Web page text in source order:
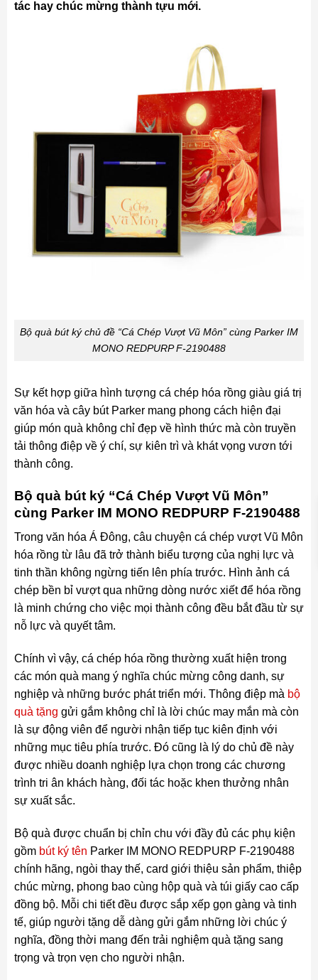
tác hay chúc mừng thành tựu mới.
Bộ quà bút ký chủ đề “Cá Chép Vượt Vũ Môn” cùng Parker IM
MONO REDPURP F-2190488
Sự kết hợp giữa hình tượng cá chép hóa rồng giàu giá trị
văn hóa và cây bút Parker mang phong cách hiện đại
giúp món quà không chỉ đẹp về hình thức mà còn truyền
tải thông điệp về ý chí, sự kiên trì và khát vọng vươn tới
thành công.
Bộ quà bút ký “Cá Chép Vượt Vũ Môn”
cùng Parker IM MONO REDPURP F-2190488
Trong văn hóa Á Đông, câu chuyện cá chép vượt Vũ Môn
hóa rồng từ lâu đã trở thành biểu tượng của nghị lực và
tinh thần không ngừng tiến lên phía trước. Hình ảnh cá
chép bền bỉ vượt qua những dòng nước xiết để hóa rồng
là minh chứng cho việc mọi thành công đều bắt đầu từ sự
nỗ lực và quyết tâm.
Chính vì vậy, cá chép hóa rồng thường xuất hiện trong
các món quà mang ý nghĩa chúc mừng công danh, sự
nghiệp và những bước phát triển mới. Thông điệp mà bộ
quà tặng gửi gắm không chỉ là lời chúc may mắn mà còn
là sự động viên để người nhận tiếp tục kiên định với
những mục tiêu phía trước. Đó cũng là lý do chủ đề này
được nhiều doanh nghiệp lựa chọn trong các chương
trình tri ân khách hàng, đối tác hoặc khen thưởng nhân
sự xuất sắc.
Bộ quà được chuẩn bị chỉn chu với đầy đủ các phụ kiện
gồm bút ký tên Parker IM MONO REDPURP F-2190488
chính hãng, ngòi thay thế, card giới thiệu sản phẩm, thiệp
chúc mừng, phong bao cùng hộp quà và túi giấy cao cấp
đồng bộ. Mỗi chi tiết đều được sắp xếp gọn gàng và tinh
tế, giúp người tặng dễ dàng gửi gắm những lời chúc ý
nghĩa, đồng thời mang đến trải nghiệm quà tặng sang
trọng và trọn vẹn cho người nhận.